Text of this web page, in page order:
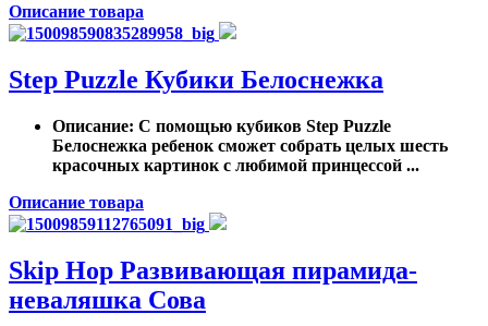
Описание товара
Step Puzzle Кубики Белоснежка
Описание: С помощью кубиков Step Puzzle
Белоснежка ребенок сможет собрать целых шесть
красочных картинок с любимой принцессой ...
Описание товара
Skip Hop Развивающая пирамида-
неваляшка Сова